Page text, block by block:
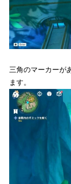
三角のマーカーが
ます。